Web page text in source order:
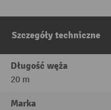
Szczegóły techniczne
Długość węża
20 m
Marka